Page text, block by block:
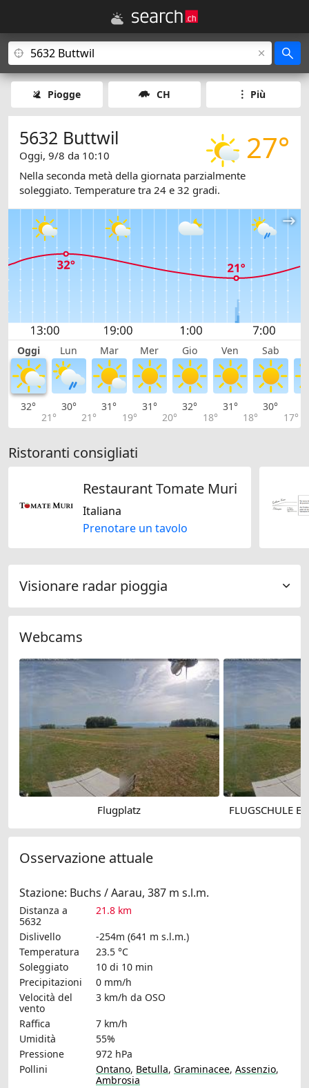
Piogge CH Più
27°
5632 Buttwil
Oggi, 9/8 da 10:10
Nella seconda metà della giornata parzialmente
soleggiato. Temperature tra 24 e 32 gradi.
Oggi Lun Mar Mer Gio Ven Sab
32°
21°
30°
21°
31°
19°
31°
20°
32°
18°
31°
18°
30°
17°
Ristoranti consigliati
Restaurant Tomate Muri
Italiana
Prenotare un tavolo
Visionare radar pioggia
Webcams
Flugplatz
Osservazione attuale
Stazione: Buchs / Aarau, 387 m s.l.m.
Distanza a
5632
21.8 km
Dislivello
-254m (641 m s.l.m.)
Temperatura
23.5 °C
Soleggiato
10 di 10 min
Precipitazioni
0 mm/h
Velocità del
vento
3 km/h da OSO
Raffica
7 km/h
Umidità
55%
Pressione
972 hPa
Pollini
Ontano, Betulla, Graminacee, Assenzio,
Ambrosia